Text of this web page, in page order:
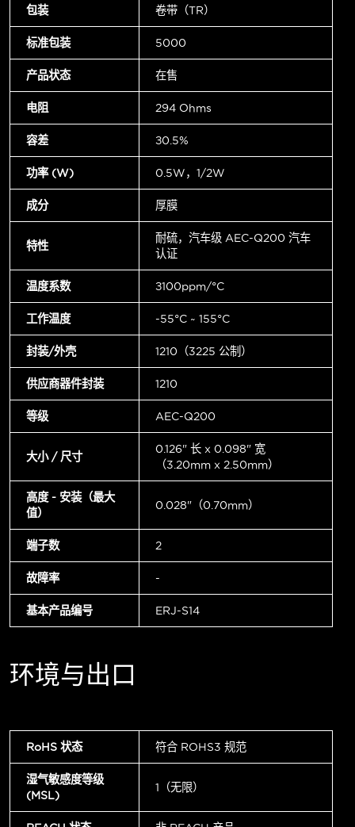
包装 卷带（TR）
标准包装 5000
产品状态 在售
电阻 294 Ohms
容差 ±0.5%
功率 (W) 0.5W，1/2W
成分 厚膜
特性
耐硫，汽车级 AEC-Q200 汽车
认证
温度系数 ±100ppm/°C
工作温度 -55°C ~ 155°C
封装/外壳 1210（3225 公制）
供应商器件封装 1210
等级 AEC-Q200
大小 / 尺寸
0.126" 长 x 0.098" 宽
（3.20mm x 2.50mm）
高度 - 安装（最大
值）
0.028"（0.70mm）
端子数 2
故障率 -
基本产品编号 ERJ-S14
环境与出口
RoHS 状态 符合 ROHS3 规范
湿气敏感度等级
(MSL)
1（无限）